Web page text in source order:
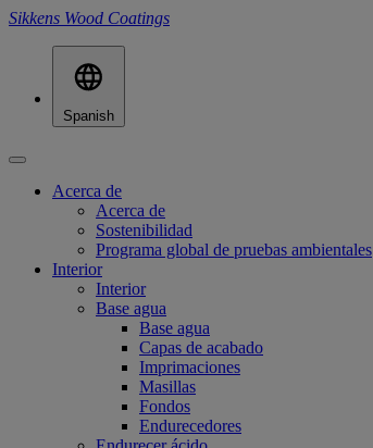
Sikkens Wood Coatings
Spanish
Acerca de
Acerca de
Sostenibilidad
Programa global de pruebas ambientales
Interior
Interior
Base agua
Base agua
Capas de acabado
Imprimaciones
Masillas
Fondos
Endurecedores